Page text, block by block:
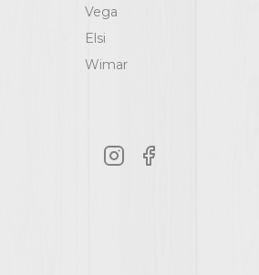
Vega
Elsi
Wimar